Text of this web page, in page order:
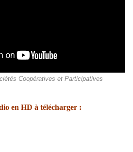
Coopératives et Participatives
en HD à télécharger :